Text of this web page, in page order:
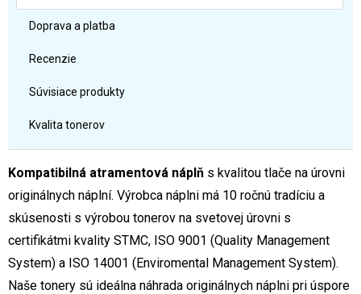
Doprava a platba
Recenzie
Súvisiace produkty
Kvalita tonerov
Kompatibilná atramentová náplň s kvalitou tlače na úrovni
originálnych náplní. Výrobca náplni má 10 ročnú tradíciu a
skúsenosti s výrobou tonerov na svetovej úrovni s
certifikátmi kvality STMC, ISO 9001 (Quality Management
System) a ISO 14001 (Enviromental Management System).
Naše tonery sú ideálna náhrada originálnych náplni pri úspore